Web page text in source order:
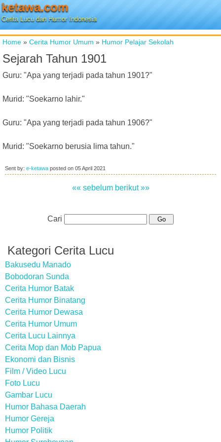
ketawa.com
Cerita Lucu dan Humor Indonesia
Home » Cerita Humor Umum » Humor Pelajar Sekolah
Sejarah Tahun 1901
Guru: "Apa yang terjadi pada tahun 1901?"
Murid: "Soekarno lahir."
Guru: "Apa yang terjadi pada tahun 1906?"
Murid: "Soekarno berusia lima tahun."
Sent by: e-ketawa posted on 05 April 2021
«« sebelum berikut »»
Cari
Kategori Cerita Lucu
Bakusedu Manado
Bobodoran Sunda
Cerita Humor Batak
Cerita Humor Binatang
Cerita Humor Dewasa
Cerita Humor Umum
Cerita Lucu Lainnya
Cerita Mop dan Mob Papua
Ekonomi dan Bisnis
Film / Video Lucu
Foto Lucu
Gambar Lucu
Humor Bahasa Daerah
Humor Gereja
Humor Politik